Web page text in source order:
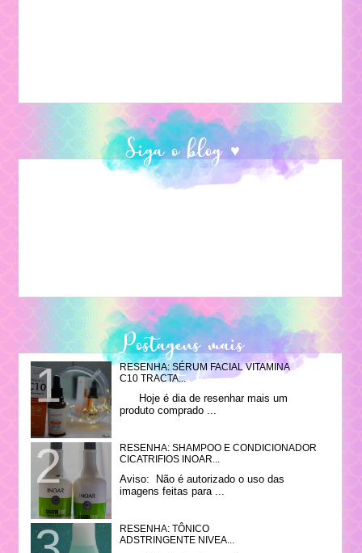
Siga o blog ♥
Postagens mais
visitadas
RESENHA: SÉRUM FACIAL VITAMINA
C10 TRACTA...
Hoje é dia de resenhar mais um
produto comprado ...
RESENHA: SHAMPOO E CONDICIONADOR
CICATRIFIOS INOAR...
Aviso: Não é autorizado o uso das
imagens feitas para ...
RESENHA: TÔNICO
ADSTRINGENTE NIVEA...